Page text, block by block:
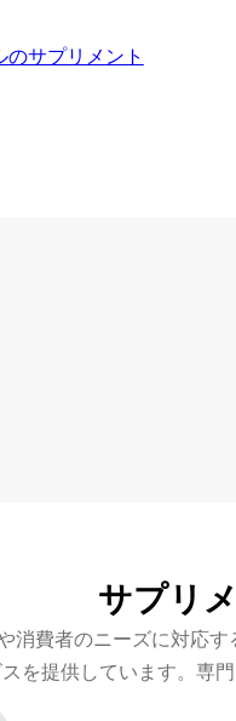
の商品
サプリメント
サプリ
消費者のニーズに対応
スを提供しています。専